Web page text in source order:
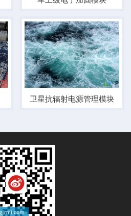
卫星抗辐射电源管理模块